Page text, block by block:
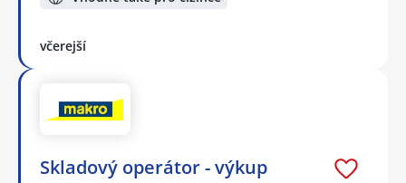
včerejší
Skladový operátor - výkup